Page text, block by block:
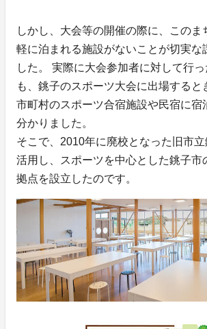
しかし、大会等の開催の際に、このま
軽に泊まれる施設がないことが切実な
した。 実際に大会参加者に対して行
も、銚子のスポーツ大会に出場すると
市町村のスポーツ合宿施設や民宿に宿
分かりました。
そこで、2010年に廃校となった旧市立
活用し、スポーツを中心とした銚子市
拠点を設立したのです。